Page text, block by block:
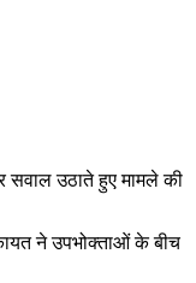
सवाल उठाते हुए मामले की
ने उपभोक्ताओं के बीच